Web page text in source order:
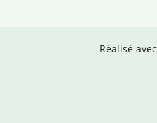
Réalisé avec